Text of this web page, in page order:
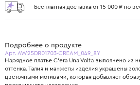
Бесплатная доставка от 15 000 ₽ по
Подробнее о продукте
Арт. AW25DR01703-CREAM_049_8Y
Нарядное платье C’era Una Volta выполнено из
оттенка. Талия и манжеты изделия украшены
цветочными мотивами, которая добавляет